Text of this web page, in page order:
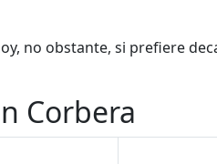
no obstante, si prefiere
Corbera